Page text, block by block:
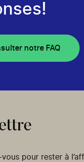
notre FAQ
pour rester à